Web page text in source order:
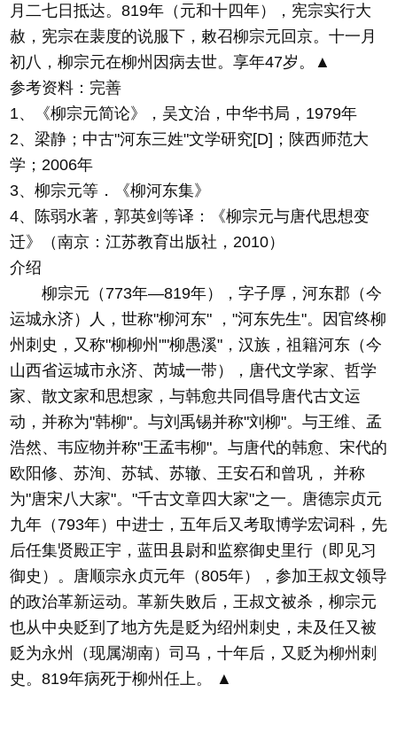
月二七日抵达。819年（元和十四年），宪宗实行大
赦，宪宗在裴度的说服下，敕召柳宗元回京。十一月
初八，柳宗元在柳州因病去世。享年47岁。▲
参考资料：完善
1、《柳宗元简论》，吴文治，中华书局，1979年
2、梁静；中古"河东三姓"文学研究[D]；陕西师范大
学；2006年
3、柳宗元等．《柳河东集》
4、陈弱水著，郭英剑等译：《柳宗元与唐代思想变
迁》（南京：江苏教育出版社，2010）
介绍
柳宗元（773年—819年），字子厚，河东郡（今
运城永济）人，世称"柳河东" ，"河东先生"。因官终柳
州刺史，又称"柳柳州""柳愚溪"，汉族，祖籍河东（今
山西省运城市永济、芮城一带），唐代文学家、哲学
家、散文家和思想家，与韩愈共同倡导唐代古文运
动，并称为"韩柳"。与刘禹锡并称"刘柳"。与王维、孟
浩然、韦应物并称"王孟韦柳"。与唐代的韩愈、宋代的
欧阳修、苏洵、苏轼、苏辙、王安石和曾巩， 并称
为"唐宋八大家"。"千古文章四大家"之一。唐德宗贞元
九年（793年）中进士，五年后又考取博学宏词科，先
后任集贤殿正宇，蓝田县尉和监察御史里行（即见习
御史）。唐顺宗永贞元年（805年），参加王叔文领导
的政治革新运动。革新失败后，王叔文被杀，柳宗元
也从中央贬到了地方先是贬为绍州刺史，未及任又被
贬为永州（现属湖南）司马，十年后，又贬为柳州刺
史。819年病死于柳州任上。 ▲